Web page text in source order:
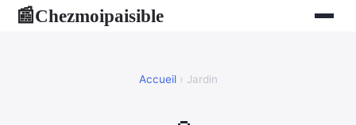
📰Chezmoipaisible
Accueil› Jardin